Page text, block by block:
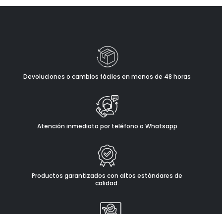
Devoluciones o cambios fáciles en menos de 48 horas
Atención inmediata por teléfono o Whatsapp
Productos garantizados con altos estándares de
calidad.